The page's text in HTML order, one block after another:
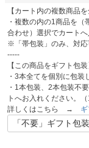
【カート内の複数商品
・複数の内の1商品を
合わせ）選択でカートへ
※「帯包装」のみ、対応
-----
【この商品をギフト包
・3本全てを個別に包装
・1本包装、2本包装不
トへお入れください。
詳しくはこちら →